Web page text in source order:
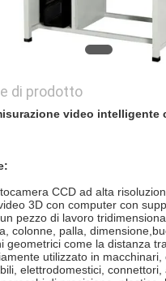
di prodotto
video intelligente
CCD ad alta
3D con computer con
pezzo di lavoro
colonne, palla,
geometrici come la distanza
utilizzato in macchinari,
elettrodomestici, connettori,